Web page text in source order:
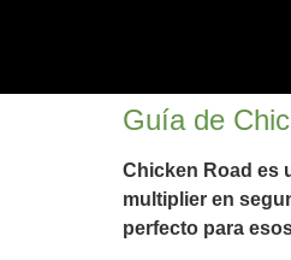
Guía de
Chicken Road es
multiplier en
perfecto para